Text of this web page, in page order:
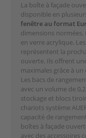
La boîte à façade
disponible en
fenêtre au format
dimensions normées,
en verre acrylique. Les
représentent la
ouverte. Ils offrent
maximales grâce à un
Les bacs de
avec un volume de
stockage et blocs
chariots système
capacité de
boîtes à façade
avec des accessoires